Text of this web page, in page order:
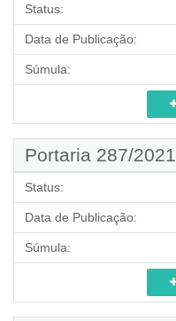
Status:
Data de Publicação:
Súmula:
Portaria 287/2021
Status:
Data de Publicação:
Súmula: